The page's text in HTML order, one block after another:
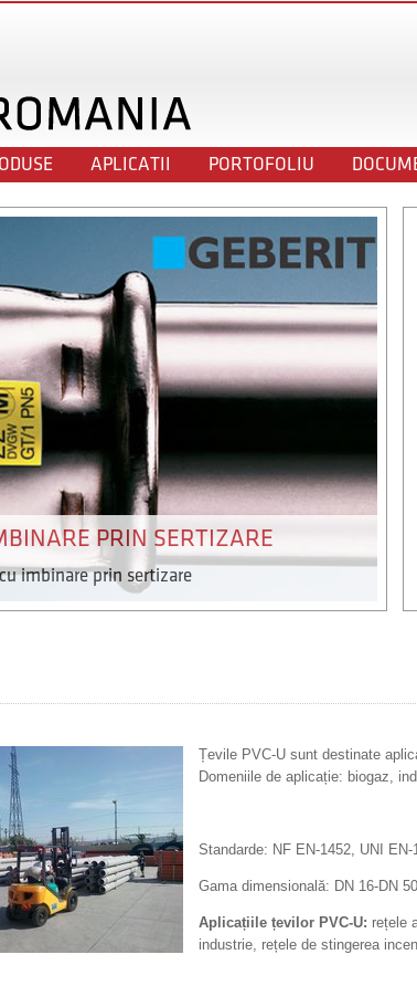
APLICATII PORTOFOLIU
PRIN SERTIZARE
imbinare prin sertizare
Țevile PVC-U sunt destinate
Domeniile de aplicație: biogaz,
Standarde: NF EN-1452, UNI
Gama dimensională: DN 16-DN
Aplicațiile țevilor PVC-U: rețele
industrie, rețele de stingerea